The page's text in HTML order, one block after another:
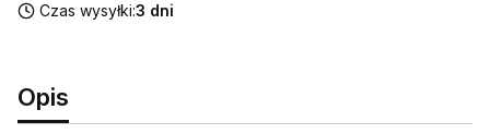
Czas wysyłki:3 dni
Opis